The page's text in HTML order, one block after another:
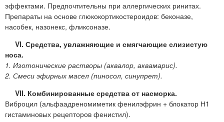
эффектами. Предпочтительны при аллергических ринитах.
Препараты на основе глюкокортикостероидов: беконазе,
насобек, назонекс, фликсоназе.
VI. Средства, увлажняющие и смягчающие слизистую
носа.
1. Изотонические растворы (аквалор, аквамарис).
2. Смеси эфирных масел (пиносол, синупрет).
VII. Комбинированные средства от насморка.
Виброцил (альфаадреномиметик фенилэфрин + блокатор Н1
гистаминовых рецепторов фенистил).